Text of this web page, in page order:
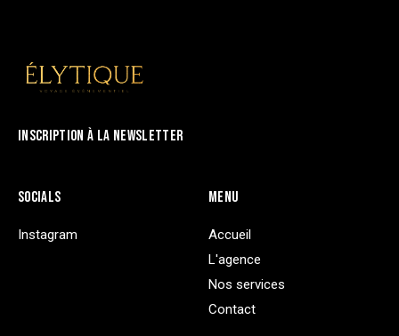
INSCRIPTION À LA NEWSLETTER
SOCIALS
Instagram
MENU
Accueil
L'agence
Nos services
Contact